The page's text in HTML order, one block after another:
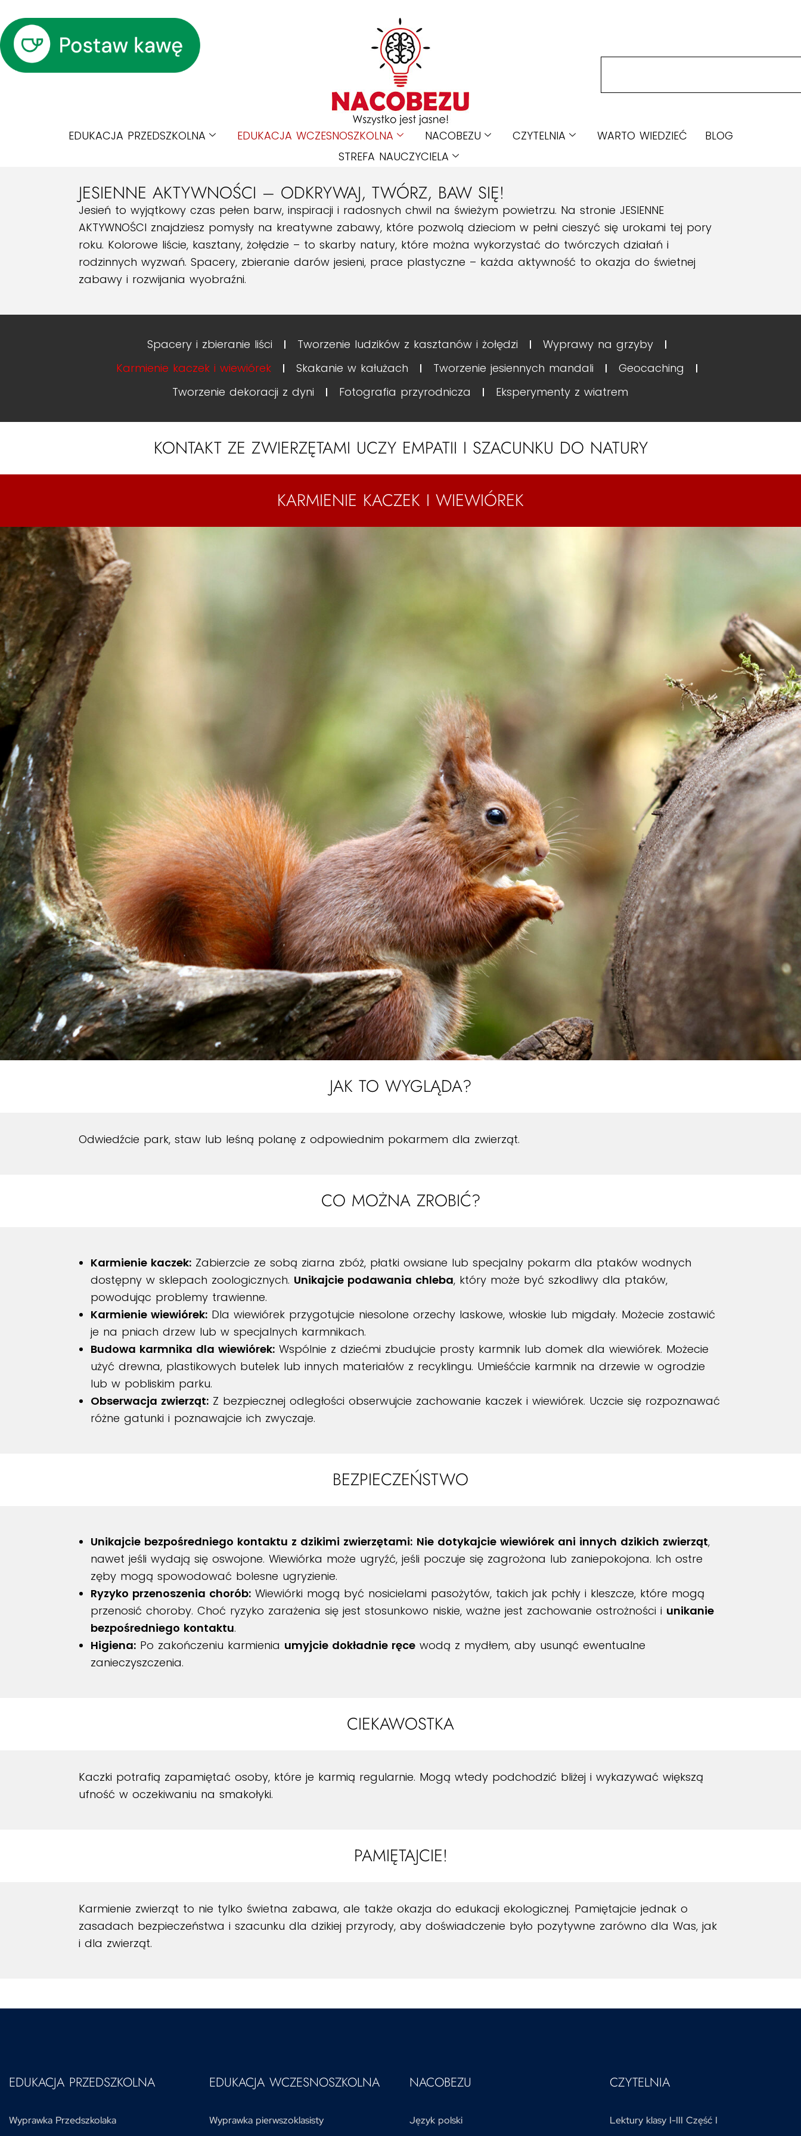
EDUKACJA PRZEDSZKOLNA EDUKACJA WCZESNOSZKOLNA NACOBEZU CZYTELNIA WARTO WIEDZIEĆ
BLOG
STREFA NAUCZYCIELA
JESIENNE AKTYWNOŚCI – ODKRYWAJ, TWÓRZ, BAW SIĘ!
Jesień to wyjątkowy czas pełen barw, inspiracji i radosnych chwil na świeżym powietrzu. Na stronie JESIENNE
AKTYWNOŚCI znajdziesz pomysły na kreatywne zabawy, które pozwolą dzieciom w pełni cieszyć się urokami tej pory
roku. Kolorowe liście, kasztany, żołędzie – to skarby natury, które można wykorzystać do twórczych działań i
rodzinnych wyzwań. Spacery, zbieranie darów jesieni, prace plastyczne – każda aktywność to okazja do świetnej
zabawy i rozwijania wyobraźni.
Spacery i zbieranie liści Tworzenie ludzików z kasztanów i żołędzi
Wyprawy na grzyby
Karmienie kaczek i wiewiórek
Skakanie w kałużach Tworzenie jesiennych mandali
Geocaching
Tworzenie dekoracji z dyni
Fotografia przyrodnicza Eksperymenty z wiatrem
KONTAKT ZE ZWIERZĘTAMI UCZY EMPATII I SZACUNKU DO NATURY
KARMIENIE KACZEK I WIEWIÓREK
JAK TO WYGLĄDA?
Odwiedźcie park, staw lub leśną polanę z odpowiednim pokarmem dla zwierząt.
CO MOŻNA ZROBIĆ?
Karmienie kaczek: Zabierzcie ze sobą ziarna zbóż, płatki owsiane lub specjalny pokarm dla ptaków wodnych
dostępny w sklepach zoologicznych. Unikajcie podawania chleba, który może być szkodliwy dla ptaków,
powodując problemy trawienne.
Karmienie wiewiórek: Dla wiewiórek przygotujcie niesolone orzechy laskowe, włoskie lub migdały. Możecie zostawić
je na pniach drzew lub w specjalnych karmnikach.
Budowa karmnika dla wiewiórek: Wspólnie z dziećmi zbudujcie prosty karmnik lub domek dla wiewiórek. Możecie
użyć drewna, plastikowych butelek lub innych materiałów z recyklingu. Umieśćcie karmnik na drzewie w ogrodzie
lub w pobliskim parku.
Obserwacja zwierząt: Z bezpiecznej odległości obserwujcie zachowanie kaczek i wiewiórek. Uczcie się rozpoznawać
różne gatunki i poznawajcie ich zwyczaje.
BEZPIECZEŃSTWO
Unikajcie bezpośredniego kontaktu z dzikimi zwierzętami: Nie dotykajcie wiewiórek ani innych dzikich zwierząt,
nawet jeśli wydają się oswojone. Wiewiórka może ugryźć, jeśli poczuje się zagrożona lub zaniepokojona. Ich ostre
zęby mogą spowodować bolesne ugryzienie.
Ryzyko przenoszenia chorób: Wiewiórki mogą być nosicielami pasożytów, takich jak pchły i kleszcze, które mogą
przenosić choroby. Choć ryzyko zarażenia się jest stosunkowo niskie, ważne jest zachowanie ostrożności i unikanie
bezpośredniego kontaktu.
Higiena: Po zakończeniu karmienia umyjcie dokładnie ręce wodą z mydłem, aby usunąć ewentualne
zanieczyszczenia.
CIEKAWOSTKA
Kaczki potrafią zapamiętać osoby, które je karmią regularnie. Mogą wtedy podchodzić bliżej i wykazywać większą
ufność w oczekiwaniu na smakołyki.
PAMIĘTAJCIE!
Karmienie zwierząt to nie tylko świetna zabawa, ale także okazja do edukacji ekologicznej. Pamiętajcie jednak o
zasadach bezpieczeństwa i szacunku dla dzikiej przyrody, aby doświadczenie było pozytywne zarówno dla Was, jak
i dla zwierząt.
EDUKACJA PRZEDSZKOLNA
Wyprawka Przedszkolaka
EDUKACJA WCZESNOSZKOLNA
Wyprawka pierwszoklasisty
NACOBEZU
Język polski
CZYTELNIA
Lektury klasy I-III Część I